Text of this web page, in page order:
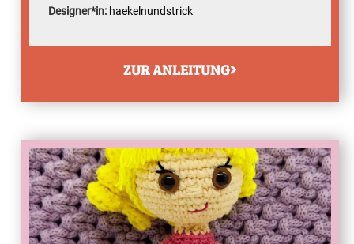
Designer*in: haekelnundstrick
ZUR ANLEITUNG